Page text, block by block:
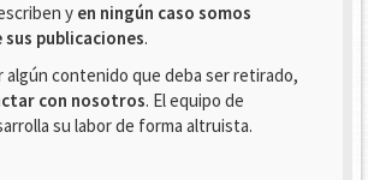
y en ningún caso somos
publicaciones.
algún contenido que deba ser retirado,
con nosotros. El equipo de
su labor de forma altruista.